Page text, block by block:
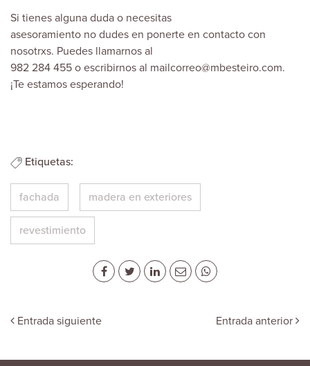
Si tienes alguna duda o necesitas
asesoramiento no dudes en ponerte en contacto con
nosotrxs. Puedes llamarnos al
982 284 455 o escribirnos al mailcorreo@mbesteiro.com.
¡Te estamos esperando!
Etiquetas:
fachada madera en exteriores
revestimiento
Entrada siguiente Entrada anterior